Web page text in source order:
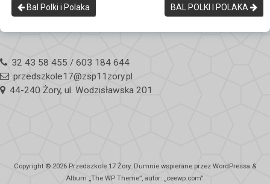
Bal Polki i Polaka BAL POLKI I POLAKA
32 43 58 455 / 603 184 644
przedszkole17@zsp11zory.pl
44-240 Żory, ul. Wodzisławska 201
Copyright © 2026 Przedszkole 17 Żory. Dumnie wspierane przez WordPressa &
Album „The WPTheme”, autor: „ceewp.com”.